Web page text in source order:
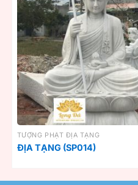
TƯỢNG PHẬT ĐỊA TẠNG
ĐỊA TẠNG (SP014)